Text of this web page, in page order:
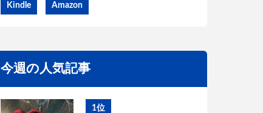
Kindle Amazon
今週の人気記事
1位